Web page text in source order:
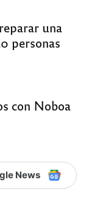
una
personas
con Noboa
News